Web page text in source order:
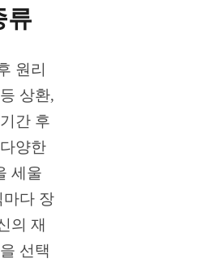
류
원리
상환,
간 후
양한
세울
마다 장
의 재
선택